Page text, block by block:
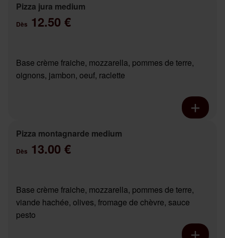
Pizza jura medium
Dès 12.50 €
Base crème fraiche, mozzarella, pommes de terre,
oignons, jambon, oeuf, raclette
Pizza montagnarde medium
Dès 13.00 €
Base crème fraiche, mozzarella, pommes de terre,
viande hachée, olives, fromage de chèvre, sauce
pesto